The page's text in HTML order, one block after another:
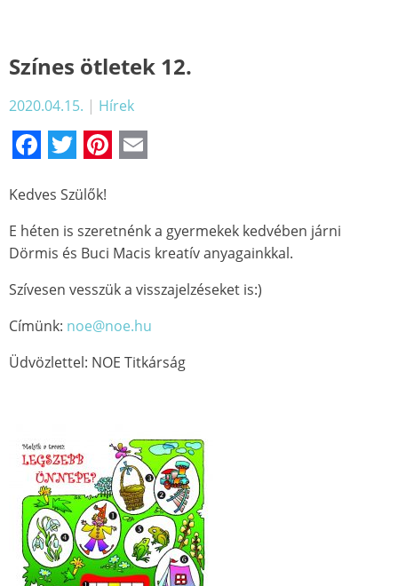
Színes ötletek 12.
2020.04.15. | Hírek
Facebook
TwitterPinterest
Kedves Szülők!
E héten is szeretnénk a gyermekek kedvében járni
Dörmis és Buci Macis kreatív anyagainkkal.
Szívesen vesszük a visszajelzéseket is:)
Címünk: noe@noe.hu
Üdvözlettel: NOE Titkárság